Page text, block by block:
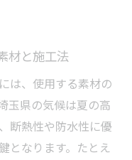
材と施工法
は、使用する素材の
玉県の気候は夏の高
断熱性や防水性に優
となります。たとえ